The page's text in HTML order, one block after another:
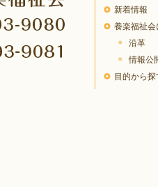
新着情報
養楽福祉会
沿革
情報公
目的から探